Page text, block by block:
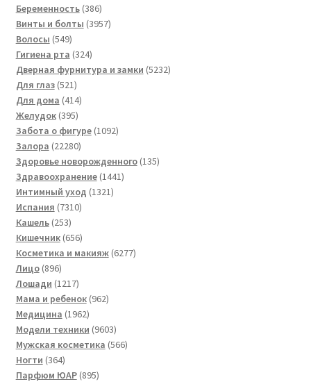
товаров
Беременность 386386
товаров
Винты и болты 39573957
Волосы 549549
товаров
Гигиена рта 324324
товара
Дверная фурнитура и замки 52325232
Для глаз 521521
товар
Для дома 414414
Желудок 395395
товаров
Забота о фигуре 10921092
Залора 2228022280
товаров
Здоровье новорожденного 135135
Здравоохранение 14411441
Интимный уход 13211321
Испания 73107310
Кашель 253253
товара
Кишечник 656656
товаров
Косметика и макияж 62776277
Лицо 896896
товаров
Лошади 12171217
товаров
Мама и ребенок 962962
Медицина 19621962
товара
Модели техники 96039603
товара
Мужская косметика 566566
Ногти 364364
товара
Парфюм ЮАР 895895